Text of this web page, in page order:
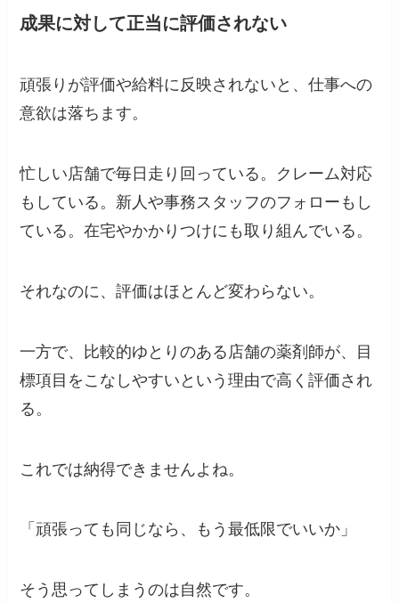
成果に対して正当に評価されない
頑張りが評価や給料に反映されないと、仕事への
意欲は落ちます。
忙しい店舗で毎日走り回っている。クレーム対応
もしている。新人や事務スタッフのフォローもし
ている。在宅やかかりつけにも取り組んでいる。
それなのに、評価はほとんど変わらない。
一方で、比較的ゆとりのある店舗の薬剤師が、目
標項目をこなしやすいという理由で高く評価され
る。
これでは納得できませんよね。
「頑張っても同じなら、もう最低限でいいか」
そう思ってしまうのは自然です。